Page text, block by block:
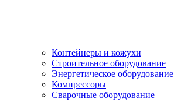
Контейнеры и кожухи
Строительное оборудование
Энергетическое оборудование
Компрессоры
Сварочные оборудование